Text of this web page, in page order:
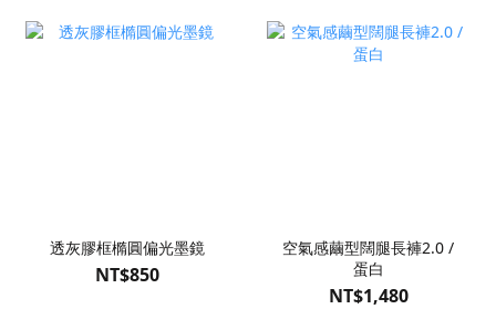
透灰膠框橢圓偏光墨鏡
NT$850
空氣感繭型闊腿長褲2.0 /
蛋白
NT$1,480